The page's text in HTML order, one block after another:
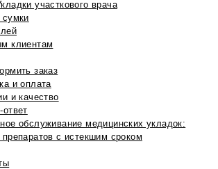
участкового врача
сумки
клиентам
заказ
и оплата
и качество
ответ
обслуживание медицинских укладок:
препаратов с истекшим сроком